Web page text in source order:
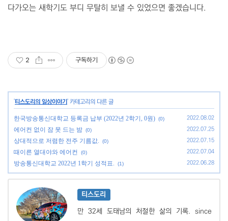
다가오는 새학기도 부디 무탈히 보낼 수 있었으면 좋겠습니다.
2 구독하기
'티스도리의 일상이야기 ' 카테고리의 다른 글
한국방송통신대학교 등록금 납부 (2022년 2학기, 0원) (0) 2022.08.02
에어컨 없이 잠 못 드는 밤 (0) 2022.07.25
상대적으로 저렴한 전주 기름값. (0) 2022.07.15
때이른 열대야와 에어컨 (0) 2022.07.04
방송통신대학교 2022년 1학기 성적표. (1) 2022.06.28
티스도리
만 32세 도태남의 처절한 삶의 기록. since